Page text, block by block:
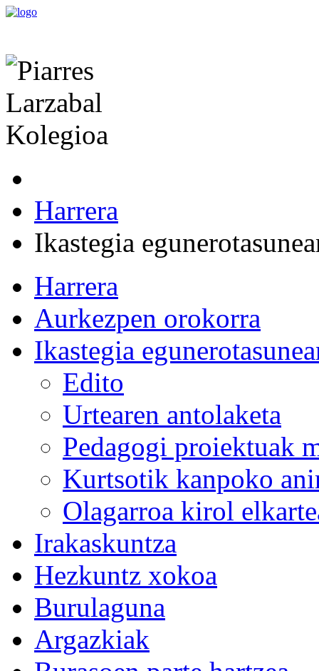
Harrera
Ikastegia
Harrera
Aurkezpen orokorra
Ikastegia
Edito
Urtearen antolaketa
Pedagogi proiektuak
Kurtsotik kanpoko
Olagarroa kirol
Irakaskuntza
Hezkuntz xokoa
Burulaguna
Argazkiak